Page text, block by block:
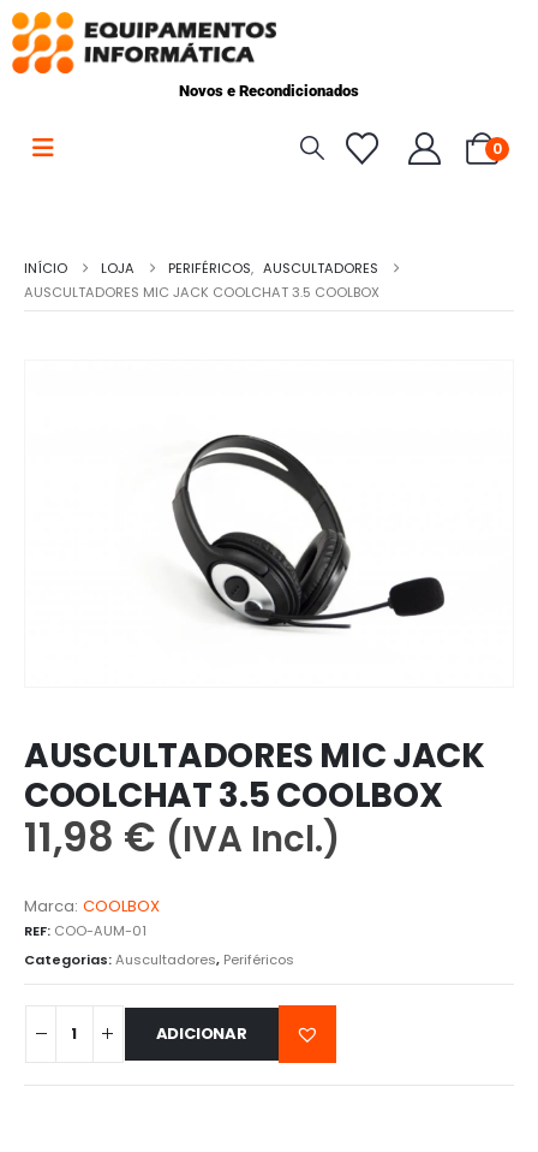
Novos e Recondicionados
0
INÍCIO LOJA PERIFÉRICOS, AUSCULTADORES
AUSCULTADORES MIC JACK COOLCHAT 3.5 COOLBOX
AUSCULTADORES MIC JACK
COOLCHAT 3.5 COOLBOX
11,98 € (IVA Incl.)
Marca: COOLBOX
REF: COO-AUM-01
Categorias:Auscultadores, Periféricos
ADICIONAR